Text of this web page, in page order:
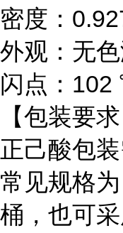
密度：
外观：无
闪点：
【包装要求
正己酸包
常见规格为
桶，也可